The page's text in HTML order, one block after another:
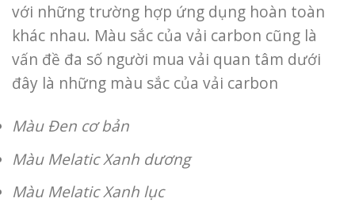
với những trường hợp ứng dụng hoàn toàn
khác nhau. Màu sắc của vải carbon cũng là
vấn đề đa số người mua vải quan tâm dưới
đây là những màu sắc của vải carbon
Màu Đen cơ bản
Màu Melatic Xanh dương
Màu Melatic Xanh lục